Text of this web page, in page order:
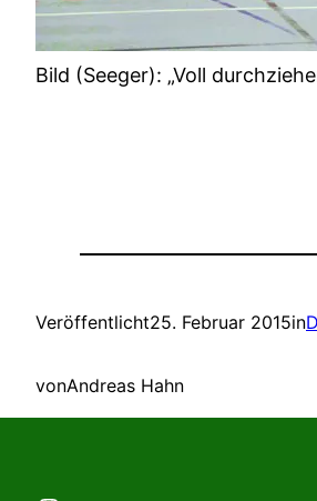
Bild (Seeger): „Voll
Veröffentlicht25. Februar 2015in
vonAndreas Hahn